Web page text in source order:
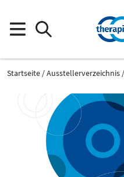
Startseite Ausstellerverzeichnis